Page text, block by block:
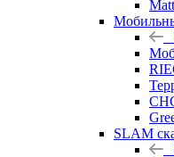
SLAM